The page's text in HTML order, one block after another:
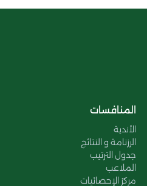
المنافسات
الأندية
الرزنامة و النتائج
جدول الترتيب
الملاعب
مركز الإحصائيات